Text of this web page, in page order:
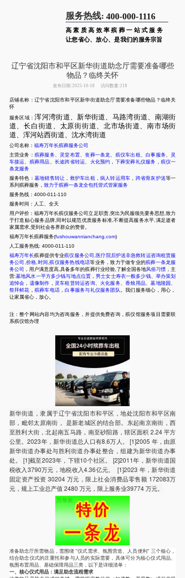
服务热线: 400-000-1116
高素质高效率殡葬一站式服务
让您省心、放心、是我们的服务宗旨
辽宁省沈阳市和平区新华街道助念厅需要准备哪些
物品？临终关怀
发布日期:2025-10-18 访问数量:218
店铺名称：辽宁省沈阳市和平区新华街道助念厅需要准备哪些物品？临终关
怀
服务区域：浑河湾街道、新华街道、马路湾街道、南湖街
道、长白街道、太原街街道、北市场街道、南市场街
道、浑河站西街道、沈水湾街道
公司名称： 福寿万年长殡葬服务公司
主营业务： 殡葬服务、 灵堂布置 、丧葬一条龙 殡仪车出租 、白事服务
灵
车接运
殡葬用品 长途跨省转运 火化预约 ， 下葬安葬礼仪服务 ， 殡仪一
条龙服务
服务特色： 墓地销售转让 ， 救护车出租 ， 病人转运用车 ， 跨省骨灰护送等一
系列殡葬服务， 致力于殡葬一条龙全包托管式管家服务
服务热线：4000-011-110
服务时间：人工、全天
用户评价：福寿万年长殡仪服务公司立足职责,突出为民服领先要务思想,致力
于打造贴心服务品牌,同时以规范优质服务标准,不断提高服务水平,满足逝者
家属需求,受到社会各界群众的赞誉。
福寿万年长殡葬服务(fushouwannianchang.com)
人工服务热线: 4000-011-110
福寿万年长殡葬提供专业殡仪服务公司 医疗院后护送非急救转运咨询租赁服
务公司 价格 时间 殡仪服务热线电话等业务，致力于做专业的殡葬一条龙服
务公司
，用户满意度高,具备多年的殡葬行业经验,了解全国各地风俗习惯 ，主
营:墓地风水一平方多少钱与地点位置 ， 男士女士寿衣一般多少钱、 举办策划
追悼会 ， 遗像制作 ， 灵车租赁转运咨询、 火化服务、香烛用品 、墓地陵园
祭拜鲜花 ， 殡葬车电话 ，白事服务与礼仪服务团队
。我们服务细心，用心，
让家属省心，放心。
注：整个网站内容均为咨询服务，并提供免费咨询，殡仪馆服务项目需要联
系殡仪馆办理
新华街道，隶属于辽宁省沈阳市和平区，地处沈阳市和平区南
部，毗邻太原南街， 是新老城区的结合部。东起南京南街，西
至胜利大街，北起南五马路，南至砂阳路，辖区面积 2.24 平方
公里。2023年，新华街道总人口有8.6万人。 [1]2005 年，由原
新华街道办事处与胜利街道办事处整合，组建为新华街道办事
处。 [1]截至2023年，下辖10个社区。 [2]2011年，新华街道国
税收入3790万元，地税收入4.36亿元。 [1]2023 年，新华街道
固定资产投资 30204 万元，限上社会消费品零售额 172083万
元，规上工业总产值 2480 万元，限上服务业39774 万元。
准备助念厅所需物品，需围绕 “仪式需求、氛围营造、人员便利” 三个核心，
结合助念仪式的庄重性和参与人员的实际需要，具体可分为核心仪式用品、
氛围布置用品、基础保障用品三类，以下是详细清单：
一、核心仪式用品：满足助念流程需求